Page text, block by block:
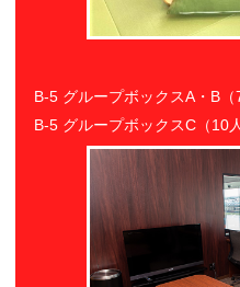
B-5 グループボックスA・B（
B-5 グループボックスC（10